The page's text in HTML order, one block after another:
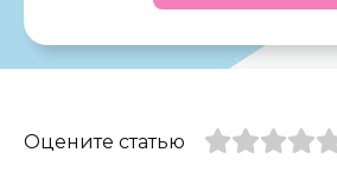
Оцените статью